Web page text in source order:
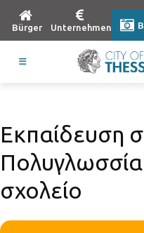
Bürger Unternehmen
Εκπαίδευση
σχολείο